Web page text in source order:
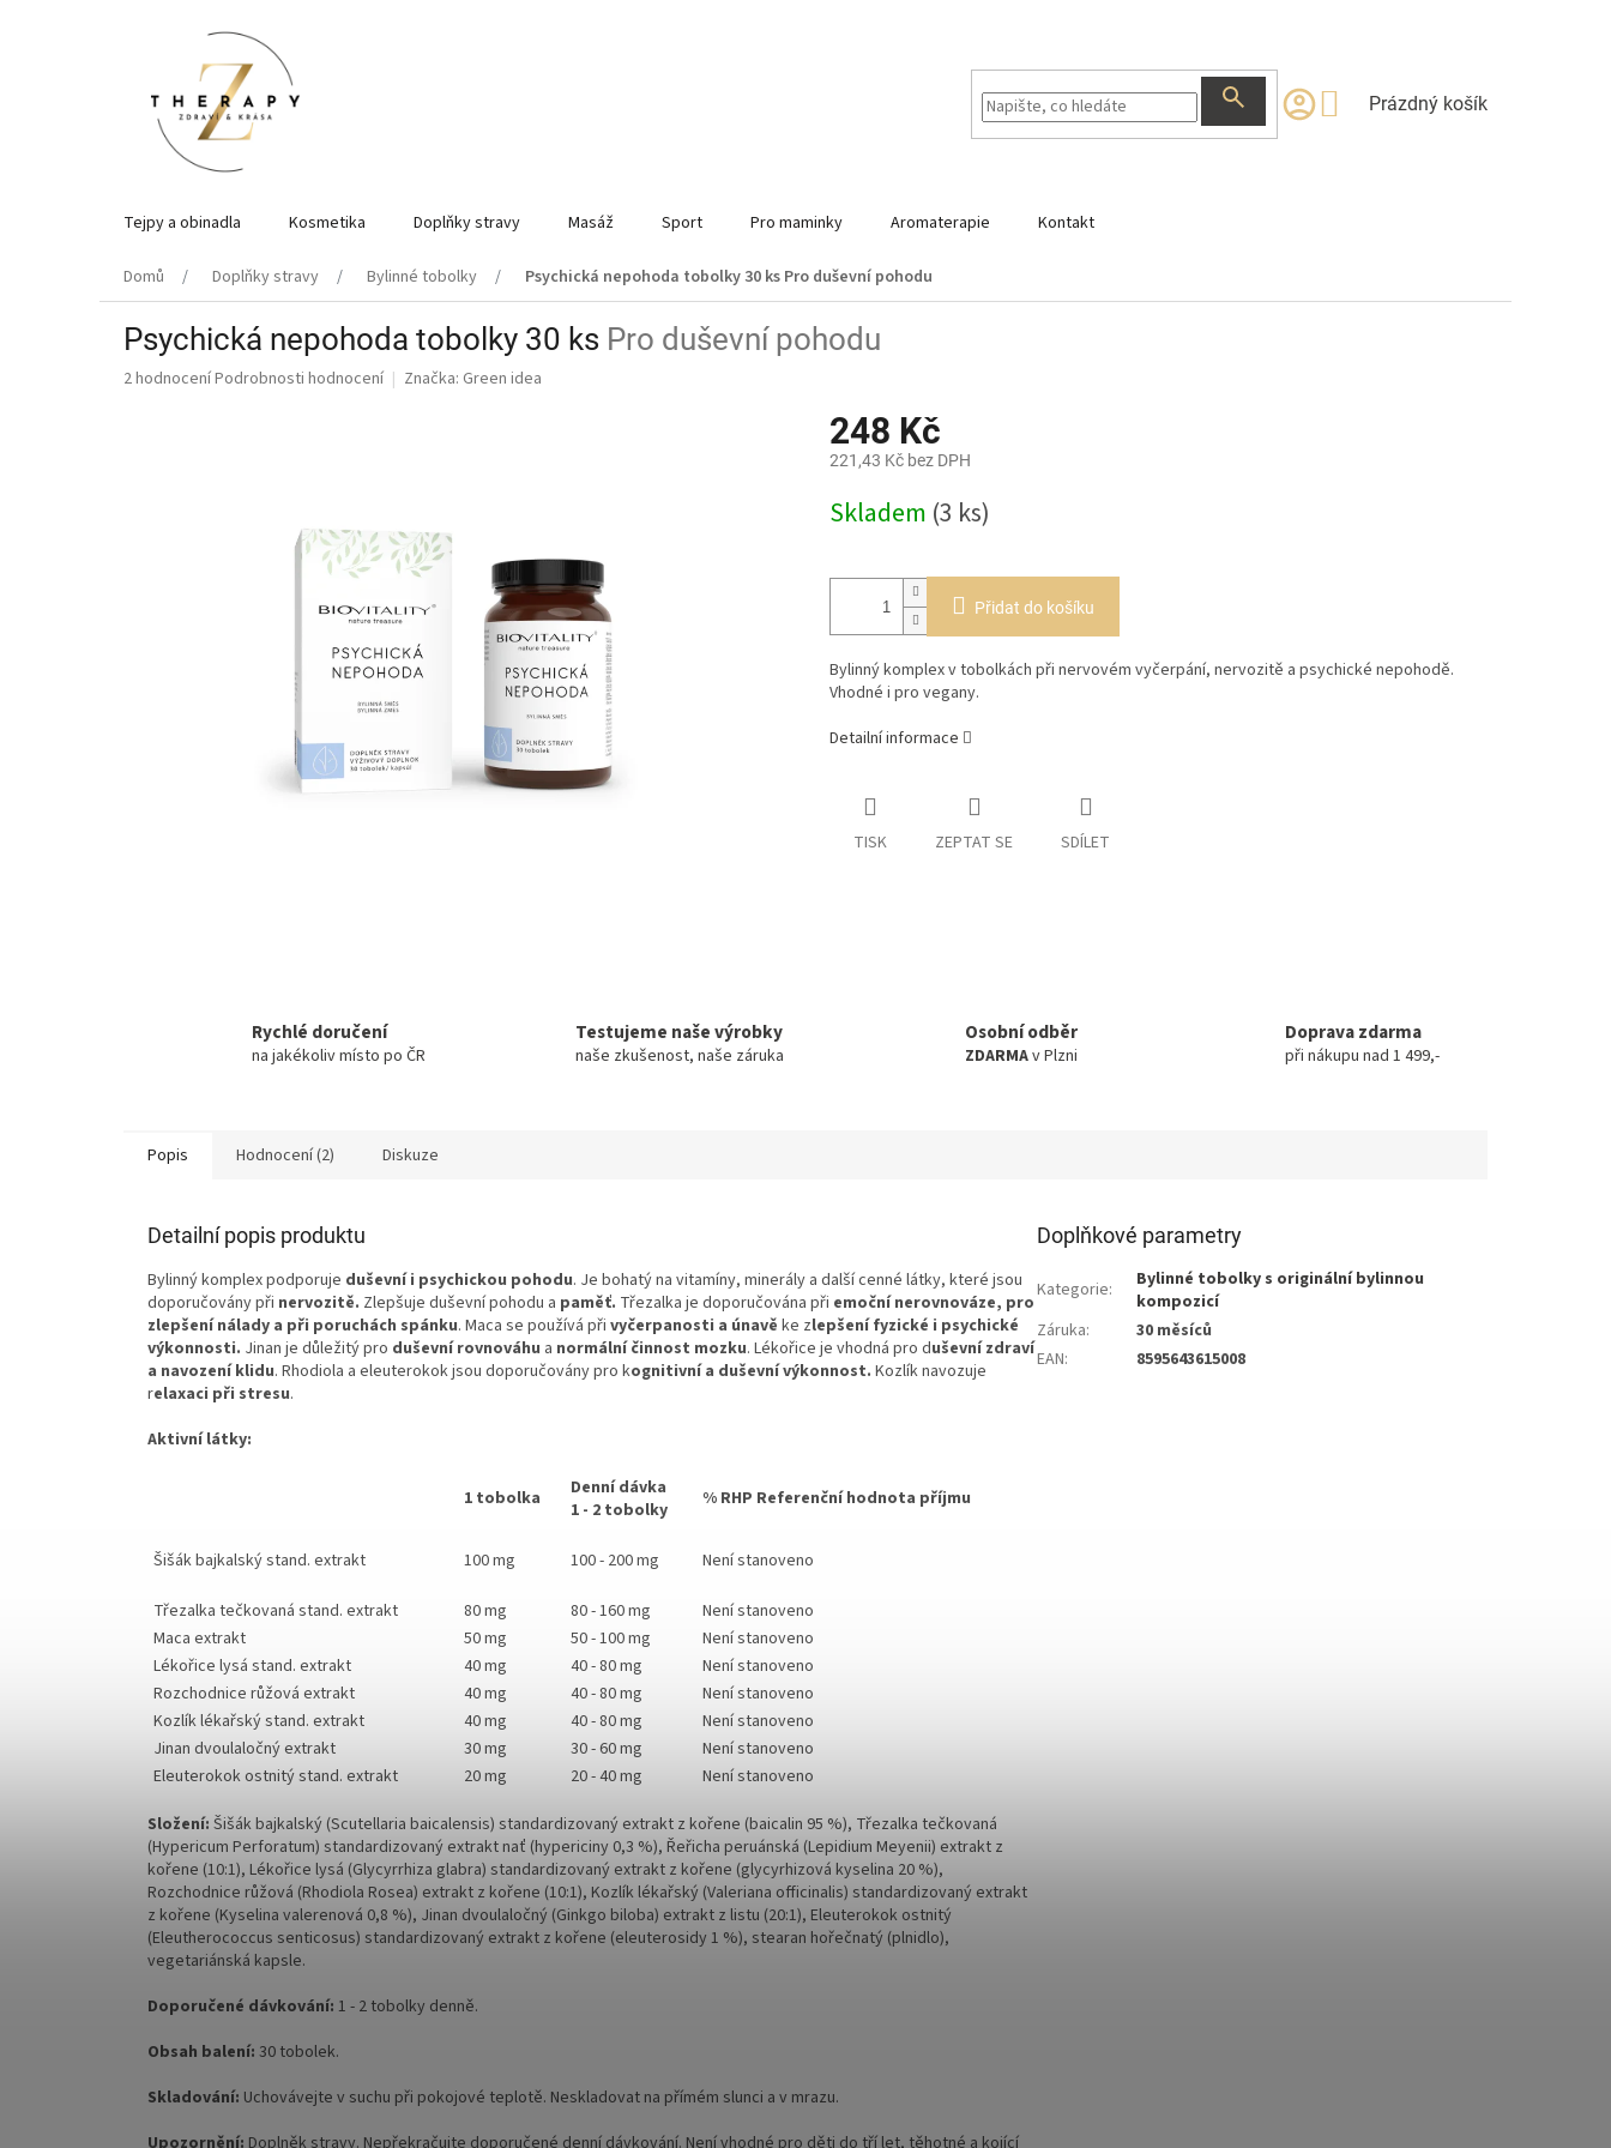
NÁKUPNÍ
Prázdný košík
Tejpy a obinadla Kosmetika Doplňky stravy Masáž Sport Pro maminky Aromaterapie Kontakt
Domů Doplňky stravy Bylinné tobolky Psychická nepohoda tobolky 30 ks Pro duševní pohodu
Psychická nepohoda tobolky 30 ks Pro duševní pohodu
Průměrné
2 hodnoceníPodrobnosti hodnocení Značka: Green idea
248 Kč
221,43 Kč bez DPH
cena:
Skladem (3 ks)
Přidat do košíku
Bylinný komplex v tobolkách při nervovém vyčerpání, nervozitě a psychické nepohodě.
Vhodné i pro vegany.
Detailní informace
TISK ZEPTAT SE SDÍLET
Rychlé doručení
na jakékoliv místo po ČR
Testujeme naše výrobky
naše zkušenost, naše záruka
Osobní odběr
ZDARMAv Plzni
Doprava zdarma
při nákupu nad 1 499,-
Popis Hodnocení (2) Diskuze
Detailní popis produktu
Bylinný komplex podporuje duševní i psychickou pohodu. Je bohatý na vitamíny, minerály a další cenné látky, které jsou
doporučovány při nervozitě. Zlepšuje duševní pohodu a paměť. Třezalka je doporučována při emoční nerovnováze, pro
zlepšení nálady a při poruchách spánku. Maca se používá při vyčerpanosti a únavě ke zlepšení fyzické i psychické
výkonnosti. Jinan je důležitý pro duševní rovnováhu a normální činnost mozku. Lékořice je vhodná pro duševní zdraví
a navození klidu. Rhodiola a eleuterokok jsou doporučovány pro kognitivní a duševní výkonnost. Kozlík navozuje
relaxaci při stresu.
Aktivní látky:
1 tobolka
Denní dávka
1 - 2 tobolky
% RHP Referenční hodnota příjmu
Šišák bajkalský stand. extrakt 100 mg 100 - 200 mg Není stanoveno
Třezalka tečkovaná stand. extrakt 80 mg 80 - 160 mg
Není stanoveno
Maca extrakt
50 mg 50 - 100 mg
Není stanoveno
Lékořice lysá stand. extrakt
40 mg 40 - 80 mg
Není stanoveno
Rozchodnice růžová extrakt
40 mg 40 - 80 mg
Není stanoveno
Kozlík lékařský stand. extrakt
40 mg 40 - 80 mg
Není stanoveno
Jinan dvoulaločný extrakt
30 mg 30 - 60 mg
Není stanoveno
Eleuterokok ostnitý stand. extrakt
20 mg 20 - 40 mg
Není stanoveno
Složení: Šišák bajkalský (Scutellaria baicalensis) standar­dizovaný extrakt z kořene (baicalin 95 %), Třezalka tečkovaná
(Hypericum Perforatum) standardizovaný extrakt nať (hypericiny 0,3 %), Řeřicha peruánská (Lepidium Meyenii) extrakt z
kořene (10:1), Lékořice lysá (Glycyrrhiza glabra) standardizovaný extrakt z kořene (glycyrhizová kyselina 20 %),
Rozchodnice růžová (Rhodiola Rosea) extrakt z kořene (10:1), Kozlík lékařský (Valeriana officinalis) standardizovaný extrakt
z kořene (Kyselina valerenová 0,8 %), Jinan dvoulaločný (Ginkgo biloba) extrakt z listu (20:1), Eleuterokok ostnitý
(Eleutherococcus senticosus) standardizovaný extrakt z kořene (eleuterosidy 1 %), stearan hořečnatý (plnidlo),
vegetariánská kapsle.
Doporučené dávkování: 1 - 2 tobolky denně.
Obsah balení: 30 tobolek.
Skladování: Uchovávejte v suchu při pokojové teplotě. Neskladovat na přímém slunci a v mrazu.
Doplňkové parametry
Kategorie:
Bylinné tobolky s originální bylinnou
kompozicí
Záruka:
30 měsíců
EAN: 8595643615008